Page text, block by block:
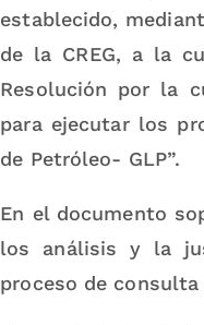
establecido,
de la CREG, a la
Resolución por la
para ejecutar los
de Petróleo- GLP”.
En el documento
los análisis y la
proceso de consulta